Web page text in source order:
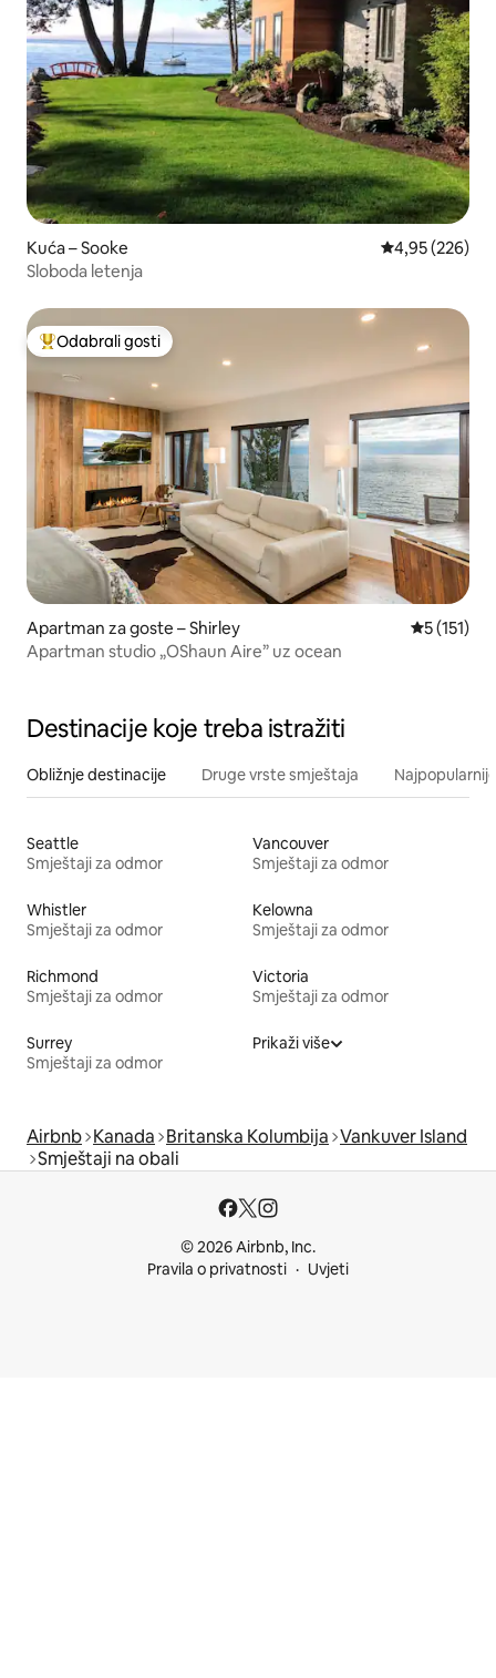
Kuća – Sooke Prosječna
4,95 (226)
Sloboda letenja
Među najviše rangiranima s oznakom „Odabrali gosti”
Odabrali gosti
Apartman za goste – Shirley Prosječna
5 (151)
Apartman studio „OShaun Aire” uz ocean
Destinacije koje treba istražiti
Obližnje destinacije Druge vrste smještaja
Seattle
Smještaji za odmor
Vancouver
Smještaji za odmor
Whistler
Smještaji za odmor
Kelowna
Smještaji za odmor
Richmond
Smještaji za odmor
Victoria
Smještaji za odmor
Surrey
Smještaji za odmor
Prikaži više
Airbnb Kanada Britanska Kolumbija Vankuver Island
Smještaji na obali
© 2026 Airbnb, Inc.
Pravila o privatnosti
Uvjeti